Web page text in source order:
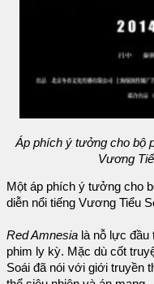
Áp phích ý tưởng cho bộ
Vương
Một áp phích ý tưởng cho
diễn nổi tiếng Vương Tiểu
Red Amnesia là nỗ lực
phim ly kỳ. Mặc dù cốt
Soái đã nói với giới truyền